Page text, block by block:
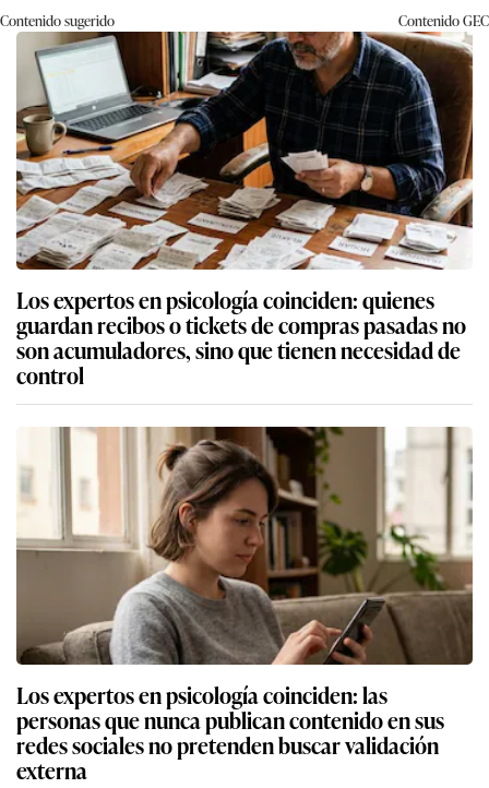
Contenido sugerido ContenidoGEC
Los expertos en psicología coinciden: quienes
guardan recibos o tickets de compras pasadas no
son acumuladores, sino que tienen necesidad de
control
Los expertos en psicología coinciden: las
personas que nunca publican contenido en sus
redes sociales no pretenden buscar validación
externa